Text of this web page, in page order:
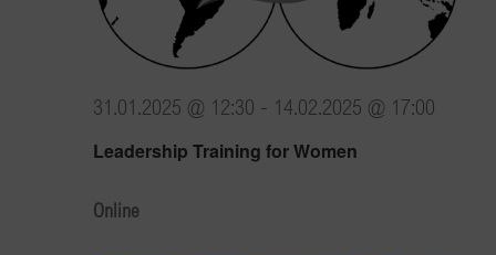
Leadership Training for Women
31.01.2025 @ 12:30 - 14.02.2025 @ 17:00
Online